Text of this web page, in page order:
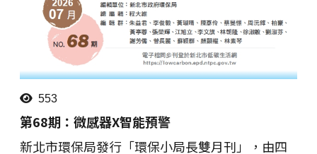
553
第68期：微感器X智能預警
新北市環保局發行「環保小局長雙月刊」，由四